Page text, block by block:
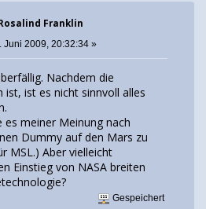
Franklin
Juni 2009, 20:32:34 »
Nachdem die
ist, ist es nicht sinnvoll alles
meiner Meinung nach
Dummy auf den Mars zu
MSL.) Aber vielleicht
Einstieg von NASA breiten
Gespeichert